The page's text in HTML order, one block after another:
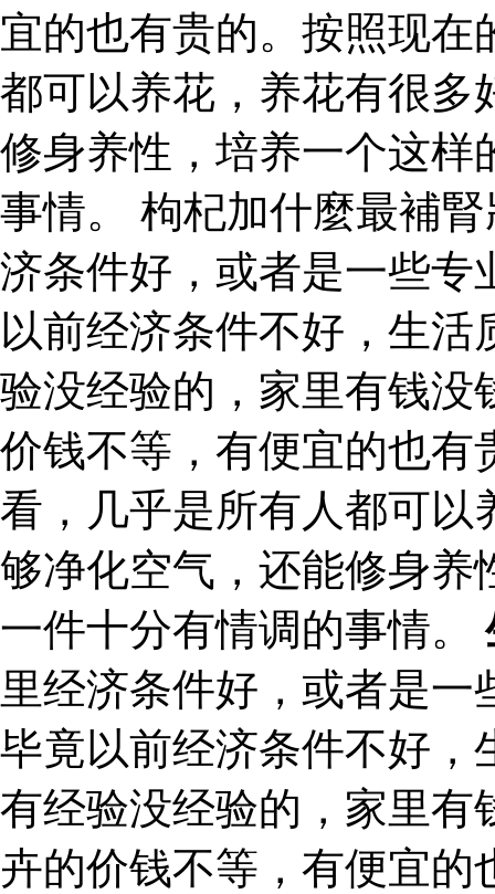
宜的也有贵的。按照现
都可以养花，养花有很多
修身养性，培养一个这样
事情。 枸杞加什麼最補
济条件好，或者是一些专
以前经济条件不好，生
验没经验的，家里有钱没
价钱不等，有便宜的也有
看，几乎是所有人都可以
够净化空气，还能修身养
一件十分有情调的事情。
里经济条件好，或者是
毕竟以前经济条件不好，
有经验没经验的，家里有
卉的价钱不等，有便宜